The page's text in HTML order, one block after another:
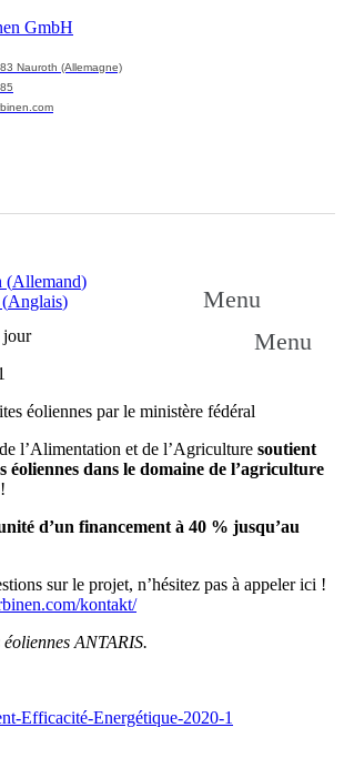
GmbH
Nauroth (Allemagne)
(Allemand)
(Anglais)
Menu
Menu
jour
éoliennes par le ministère fédéral
l’Alimentation et de l’Agriculture soutient
éoliennes dans le domaine de l’agriculture
!
d’un financement à 40 % jusqu’au
sur le projet, n’hésitez pas à appeler ici !
kontakt/
ANTARIS.
Efficacité-Energétique-2020-1